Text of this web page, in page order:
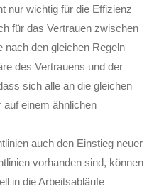
nur wichtig für die Effizienz
für das Vertrauen zwischen
nach den gleichen Regeln
des Vertrauens und der
sich alle an die gleichen
auf einem ähnlichen
auch den Einstieg neuer
vorhanden sind, können
in die Arbeitsabläufe